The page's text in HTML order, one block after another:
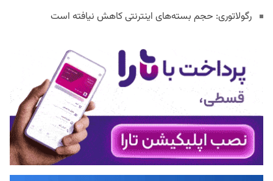
رگولاتوری: حجم بسته‌های اینترنتی کاهش نیافته است